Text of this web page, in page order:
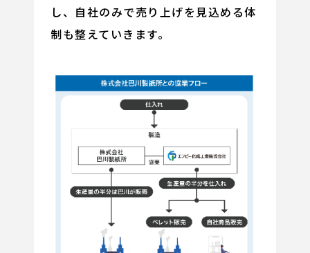
し、自社のみで売り上げを見込める体
制も整えていきます。